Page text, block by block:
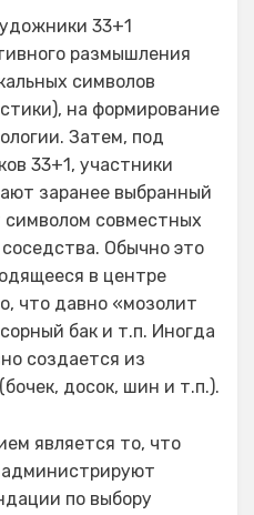
33+1
размышления
символов
на формирование
Затем, под
33+1, участники
заранее выбранный
символом совместных
Обычно это
в центре
что давно «мозолит
бак и т.п. Иногда
создается из
досок, шин и т.п.).
является то, что
по выбору